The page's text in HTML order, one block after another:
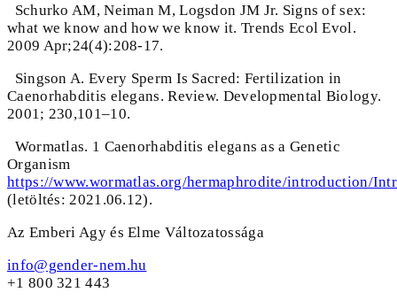
Schurko AM, Neiman M, Logsdon JM Jr. Signs of sex:
what we know and how we know it. Trends Ecol Evol.
2009 Apr;24(4):208-17.
Singson A. Every Sperm Is Sacred: Fertilization in
Caenorhabditis elegans. Review. Developmental Biology.
2001; 230,101–10.
Wormatlas. 1 Caenorhabditis elegans as a Genetic
Organism
https://www.wormatlas.org/hermaphrodite/introduction/
(letöltés: 2021.06.12).
Az Emberi Agy és Elme Változatossága
info@gender-nem.hu
+1 800 321 443